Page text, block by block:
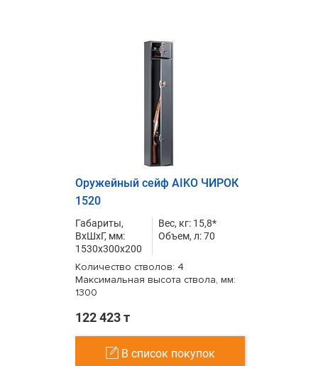
Оружейный сейф AIKO ЧИРОК
1520
Габариты,
ВxШxГ, мм:
1530x300x200
Вес, кг: 15,8*
Объем, л: 70
Количество стволов: 4
Максимальная высота ствола, мм:
1300
122 423 т
В список покупок